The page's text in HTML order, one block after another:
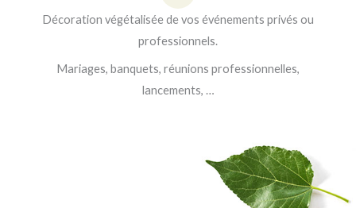
Décoration végétalisée de vos événements privés ou
professionnels.
Mariages, banquets, réunions professionnelles,
lancements, …